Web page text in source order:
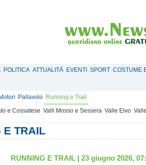
POLITICA ATTUALITÀ EVENTI SPORT COSTUME
Motori Pallavolo Running e Trail
e Cossatese Valli Mosso e Sessera Valle Elvo
E TRAIL
RUNNING E TRAIL | 23 giugno 2026,